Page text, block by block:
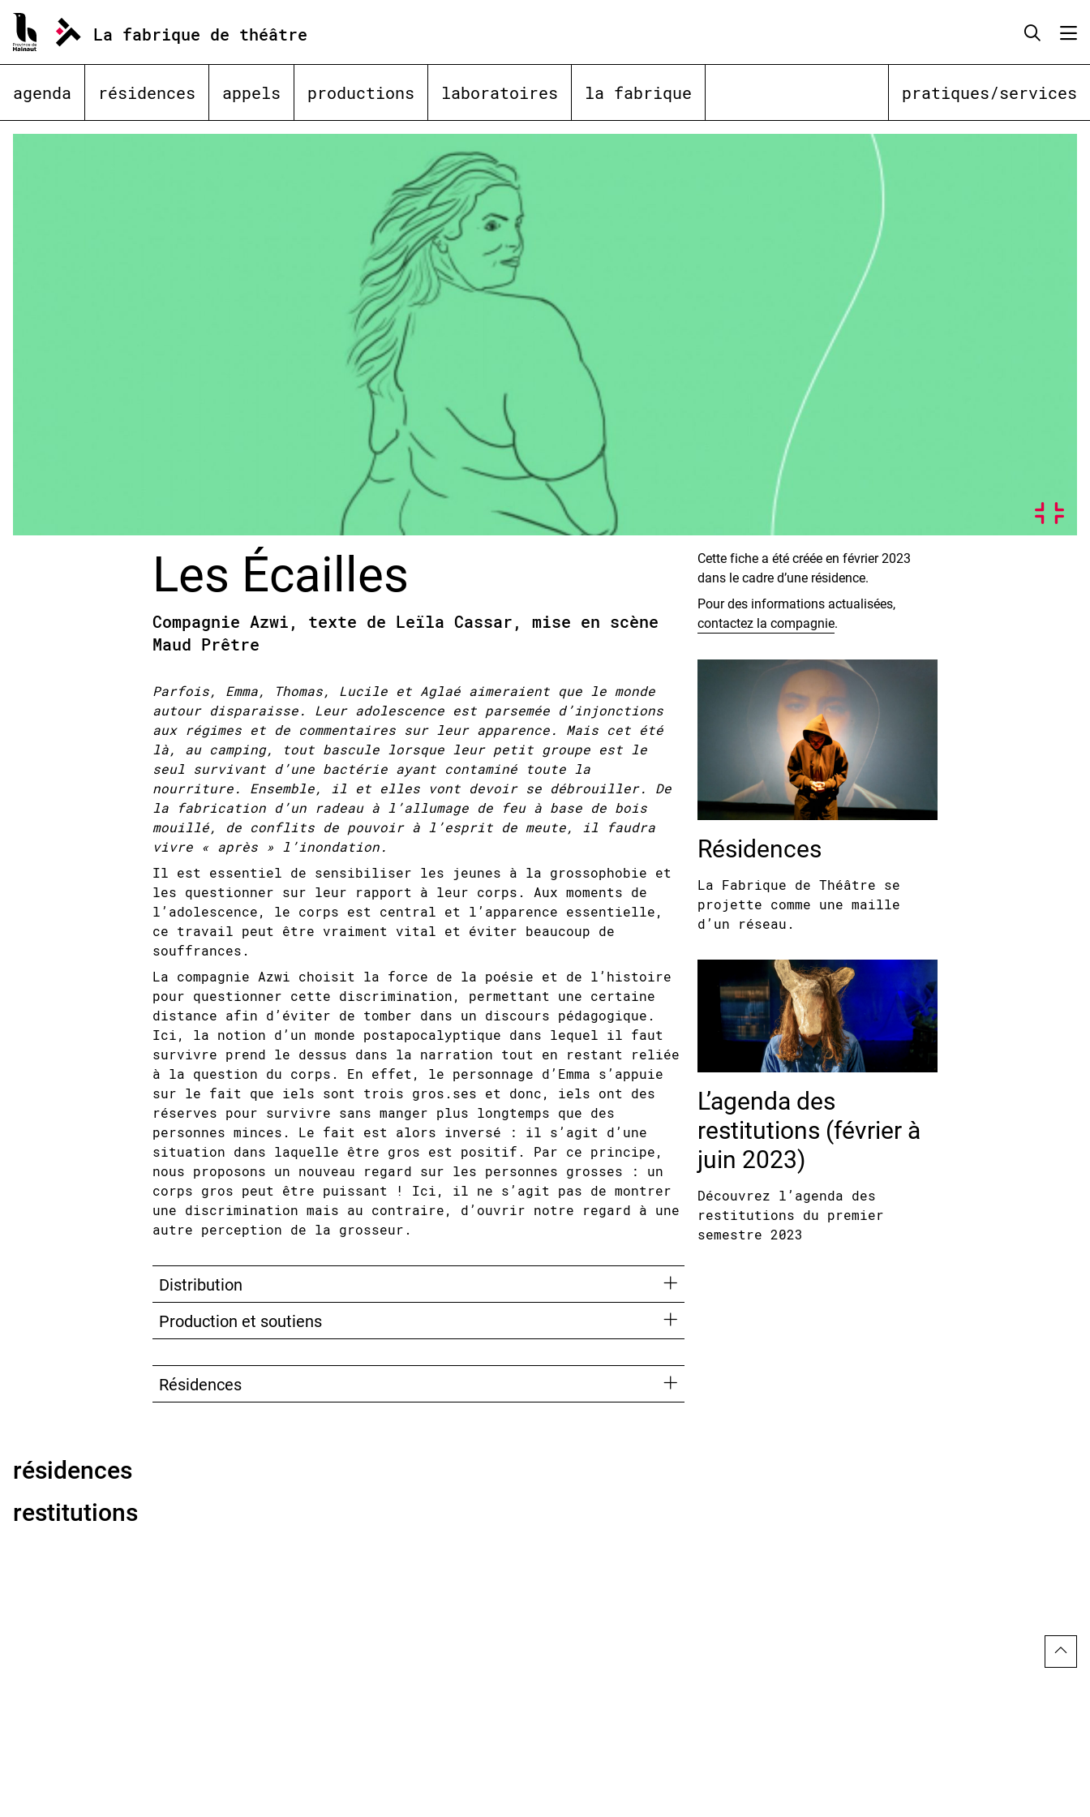
contenu
La fabrique de théâtre
agenda résidences appels productions laboratoires la fabrique pratiques/services
Les Écailles
Compagnie Azwi, texte de Leïla Cassar, mise en scène
Maud Prêtre
Parfois, Emma, Thomas, Lucile et Aglaé aimeraient que le monde
autour disparaisse. Leur adolescence est parsemée d’injonctions
aux régimes et de commentaires sur leur apparence. Mais cet été
là, au camping, tout bascule lorsque leur petit groupe est le
seul survivant d’une bactérie ayant contaminé toute la
nourriture. Ensemble, il et elles vont devoir se débrouiller. De
la fabrication d’un radeau à l’allumage de feu à base de bois
mouillé, de conflits de pouvoir à l’esprit de meute, il faudra
vivre « après » l’inondation.
Il est essentiel de sensibiliser les jeunes à la grossophobie et
les questionner sur leur rapport à leur corps. Aux moments de
l’adolescence, le corps est central et l’apparence essentielle,
ce travail peut être vraiment vital et éviter beaucoup de
souffrances.
La compagnie Azwi choisit la force de la poésie et de l’histoire
pour questionner cette discrimination, permettant une certaine
distance afin d’éviter de tomber dans un discours pédagogique.
Ici, la notion d’un monde postapocalyptique dans lequel il faut
survivre prend le dessus dans la narration tout en restant reliée
à la question du corps. En effet, le personnage d’Emma s’appuie
sur le fait que iels sont trois gros.ses et donc, iels ont des
réserves pour survivre sans manger plus longtemps que des
personnes minces. Le fait est alors inversé : il s’agit d’une
situation dans laquelle être gros est positif. Par ce principe,
nous proposons un nouveau regard sur les personnes grosses : un
corps gros peut être puissant ! Ici, il ne s’agit pas de montrer
une discrimination mais au contraire, d’ouvrir notre regard à une
autre perception de la grosseur.
Distribution
Production et soutiens
Résidences
Cette fiche a été créée en février 2023
dans le cadre d’une résidence.
Pour des informations actualisées,
contactez la compagnie.
Résidences
La Fabrique de Théâtre se
projette comme une maille
d’un réseau.
L’agenda des
restitutions (février à
juin 2023)
Découvrez l’agenda des
restitutions du premier
semestre 2023
résidences
restitutions